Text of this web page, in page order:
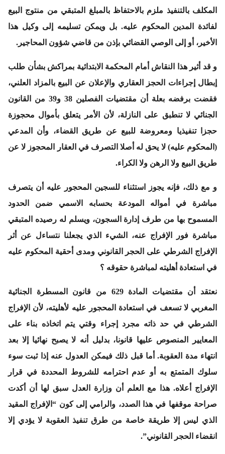
المكلف بالتنفيذ ملزم بالاحتفاظ بالمبلغ المتبقي من منتوج البيع
لفائدة المدين المحكوم عليه. بل ويمكن تسليمه إلى وكيل هذا
الأخير، أو إلى الوصي القضائي بإذن من قاضي شؤون المحاجير.
و قد أثير هذا النقاش أمام المحكمة الابتدائية بمراكش بشأن طلب
إبطال إجراءات الحجز العقاري والإعلان عن البيع بالمزاد العلني،
فقضت برفضه بعلة أن مقتضيات الفصلين 38 و39 من القانون
الجنائي لا تنطبق على النازلة، لأن الأمر يتعلق بأموال محجوزة
حجزا تنفيذيا ومعروضة للبيع عن طريق القضاء، وأن المدعي
(المحكوم عليه) لا يحق له أصلا التصرف في العقار المحجوز لا عن
طريق البيع ولا الرهن ولا الكراء.
و مع ذلك، فإنه يجوز استثناء للسجين المحجور عليه أن يتصرف
مباشرة في أمواله المودعة بحسابه الاسمي ضمن الحدود
المسموح بها من طرف إدارة السجون، ويسلم له رصيده المتبقي
مباشرة فور الإفراج عنه، الشيء الذي يجعلنا نتساءل عن أثر
الإفراج الشرطي على الحجر القانوني ومدى أحقية المحكوم عليه
في استعادة أهليته لمباشرة حقوقه ؟
نعتقد أن مقتضيات المادة 629 من قانون المسطرة الجنائية
المغربي لا تسعف في استعادة المحجور عليه لأهليته، لأن الإفراج
الشرطي في حد ذاته مجرد إجراء وقتي يتم اتخاذه بناء على
المعايير المنصوص عليها قانونا، بدليل أنه لا يصبح نهائيا إلا بعد
انتهاء مدة العقوبة. أما قبل ذلك فيمكن العدول عنه إذا ثبت سوء
سلوك المتمتع به أو عدم احترامه للشروط المحددة في قرار
الإفراج أعلاه. هذا مع العلم أن وزارة العدل سبق لها أن أكدت
صراحة موقفها في هذا الصدد، والرامي إلى كون “الإفراج المقيد
الذي ليس إلا طريقة خاصة من طرق تنفيذ العقوبة لا يؤدي إلا
انقضاء الحجر القانوني”.